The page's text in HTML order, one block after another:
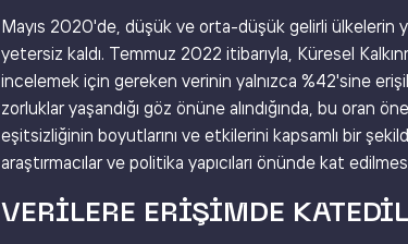
Mayıs 2020'de, düşük ve orta-düşük gelirli ülkelerin
yetersiz kaldı. Temmuz 2022 itibarıyla, Küresel
incelemek için gereken verinin yalnızca %42'sine
zorluklar yaşandığı göz önüne alındığında, bu oran
eşitsizliğinin boyutlarını ve etkilerini kapsamlı bir
araştırmacılar ve politika yapıcıları önünde kat
VERILERE ERIŞIMDE